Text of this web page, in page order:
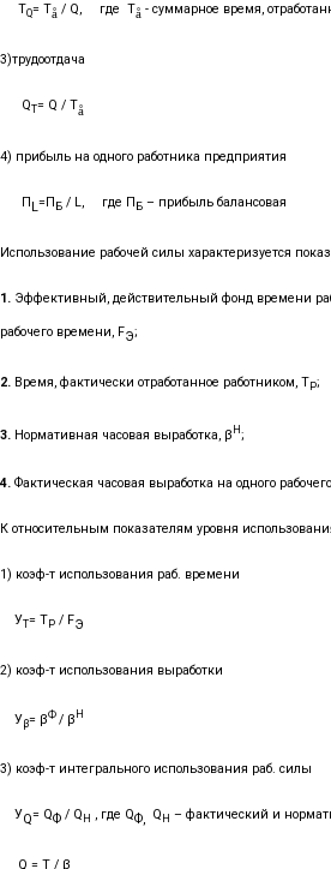
TQ= Tå / Q, где Tå - суммарное время,
3)трудоотдача
QT= Q / Tå
4) прибыль на одного работника предприятия
ПL=П Б / L где П Б – прибыль балансовая
Использование рабочей силы характеризуется
1. Эффективный, действительный фонд времени
рабочего времени, FЭ;
2. Время, фактически отработанное работником, ТР;
3. Нормативная часовая выработка, β Н;
4. Фактическая часовая выработка на одного
К относительным показателям уровня
1) коэф-т использования раб. времени
УТ= ТР / FЭ
2) коэф-т использования выработки
Уβ= βФ / β Н
3) коэф-т интегрального использования раб. силы
УQ= QФ / Q H , где QФ, Q H – фактический и
Q = T / β